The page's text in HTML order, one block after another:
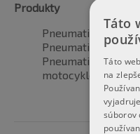
Produkty
Pneumatiky pre
Pneumatiky pre
Pneumatiky pre
motocyklové
Táto
Táto
na
súborov